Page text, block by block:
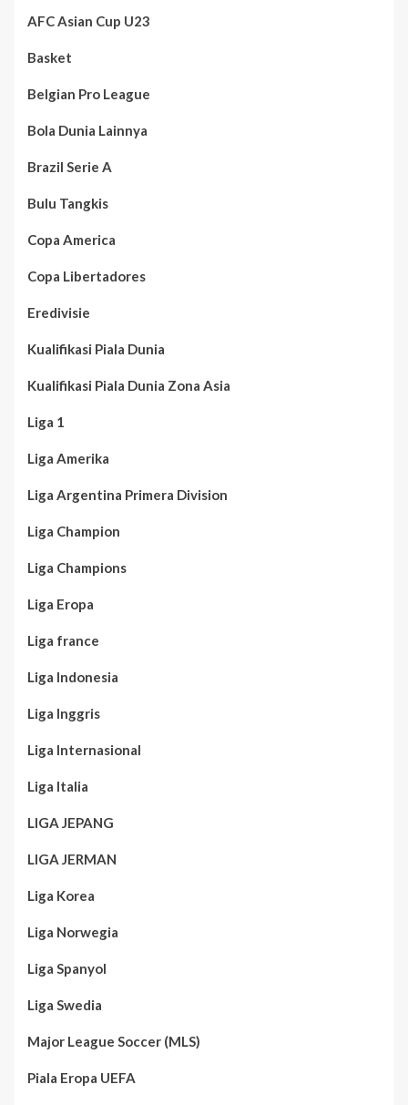
AFC Asian Cup U23
Basket
Belgian Pro League
Bola Dunia Lainnya
Brazil Serie A
Bulu Tangkis
Copa America
Copa Libertadores
Eredivisie
Kualifikasi Piala Dunia
Kualifikasi Piala Dunia Zona Asia
Liga 1
Liga Amerika
Liga Argentina Primera Division
Liga Champion
Liga Champions
Liga Eropa
Liga france
Liga Indonesia
Liga Inggris
Liga Internasional
Liga Italia
LIGA JEPANG
LIGA JERMAN
Liga Korea
Liga Norwegia
Liga Spanyol
Liga Swedia
Major League Soccer (MLS)
Piala Eropa UEFA